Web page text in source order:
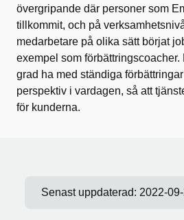
övergripande där personer som
tillkommit, och på
medarbetare på olika sätt börjat
exempel som förbättringscoacher.
grad ha med ständiga
perspektiv i vardagen, så att
för kunderna.
Senast uppdaterad: 2022-